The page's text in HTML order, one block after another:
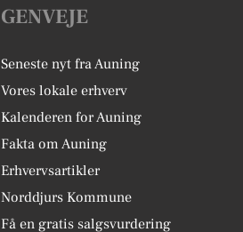
GENVEJE
Seneste nyt fra Auning
Vores lokale erhverv
Kalenderen for Auning
Fakta om Auning
Erhvervsartikler
Norddjurs Kommune
Få en gratis salgsvurdering